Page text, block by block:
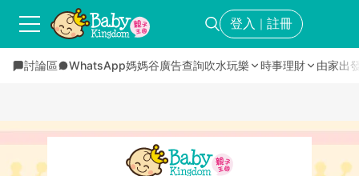
登入 ｜ 註冊
討論區 WhatsApp媽媽谷廣告查詢吹水玩樂 時事理財 由家出